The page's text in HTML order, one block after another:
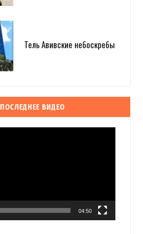
Тель Авивские небоскребы
ПОСЛЕДНЕЕ ВИДЕО
04:50